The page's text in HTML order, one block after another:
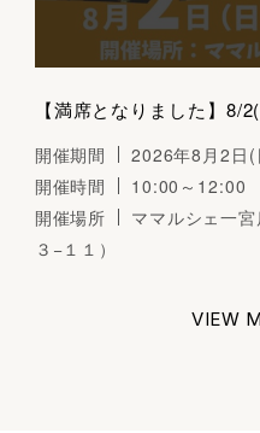
開催期間
2026年8月2日(
開催時間
10:00～12:00
開催場所
ママルシェ一
３−１１）
VIEW